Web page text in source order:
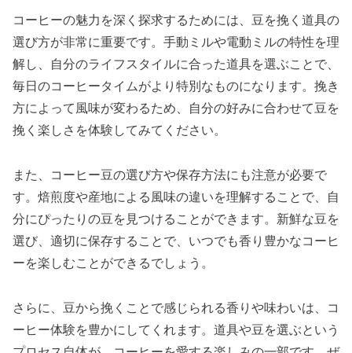
コーヒーの魅力を深く探求するためには、豆を挽く道具の
選び方が非常に重要です。手動ミルや電動ミルの特性を理
解し、自分のライフスタイルに合った道具を選ぶことで、
毎日のコーヒータイムがより特別なものになります。挽き
方によって風味が変わるため、自分の好みに合わせて豆を
挽く楽しさを体験してみてください。
また、コーヒー豆の選び方や保存方法にも注意が必要で
す。焙煎度や産地による風味の違いを理解することで、自
分にぴったりの豆を見つけることができます。新鮮な豆を
選び、適切に保存することで、いつでも香り豊かなコーヒ
ーを楽しむことができるでしょう。
さらに、豆から挽くことで感じられる香りや味わいは、コ
ーヒー体験を豊かにしてくれます。道具や豆を選ぶという